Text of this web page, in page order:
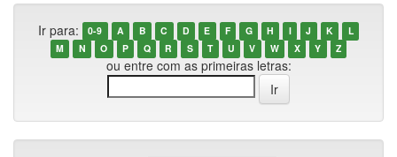
Ir para: 0-9 A B C D E F G H I J K
L
M
N O P Q R S T U V W X Y Z
ou entre com as primeiras letras: